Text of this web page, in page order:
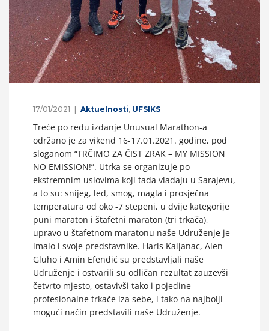
17/01/2021 Aktuelnosti, UFSIKS
Treće po redu izdanje Unusual Marathon-a
održano je za vikend 16-17.01.2021. godine, pod
sloganom “TRČIMO ZA ČIST ZRAK – MY MISSION
NO EMISSION!”. Utrka se organizuje po
ekstremnim uslovima koji tada vladaju u Sarajevu,
a to su: snijeg, led, smog, magla i prosječna
temperatura od oko -7 stepeni, u dvije kategorije
puni maraton i štafetni maraton (tri trkača),
upravo u štafetnom maratonu naše Udruženje je
imalo i svoje predstavnike. Haris Kaljanac, Alen
Gluho i Amin Efendić su predstavljali naše
Udruženje i ostvarili su odličan rezultat zauzevši
četvrto mjesto, ostavivši tako i pojedine
profesionalne trkače iza sebe, i tako na najbolji
mogući način predstavili naše Udruženje.